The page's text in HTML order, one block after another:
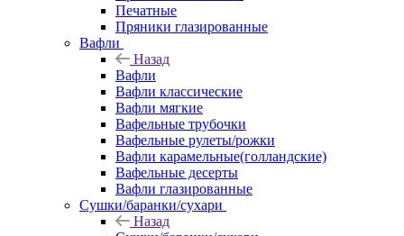
Печатные
Пряники глазированные
Вафли
Назад
Вафли
Вафли классические
Вафли мягкие
Вафельные трубочки
Вафельные рулеты/рожки
Вафли карамельные(голландские)
Вафельные десерты
Вафли глазированные
Сушки/баранки/сухари
Назад